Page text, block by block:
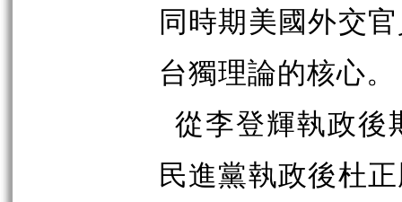
同時期美國外交
台獨理論的核心。
從李登輝執政後
民進黨執政後杜